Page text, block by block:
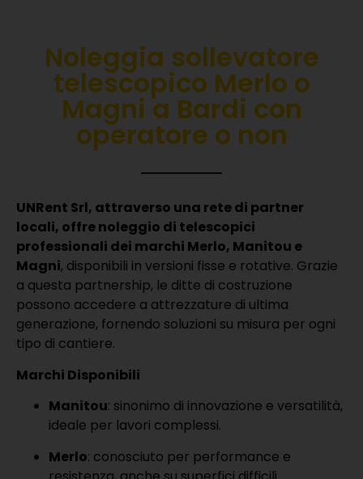
Noleggia sollevatore
telescopico Merlo o
Magni a Bardi con
operatore o non
UNRent Srl, attraverso una rete di partner
locali, offre noleggio di telescopici
professionali dei marchi Merlo, Manitou e
Magni, disponibili in versioni fisse e rotative. Grazie
a questa partnership, le ditte di costruzione
possono accedere a attrezzature di ultima
generazione, fornendo soluzioni su misura per ogni
tipo di cantiere.
Marchi Disponibili
Manitou: sinonimo di innovazione e versatilità,
ideale per lavori complessi.
Merlo: conosciuto per performance e